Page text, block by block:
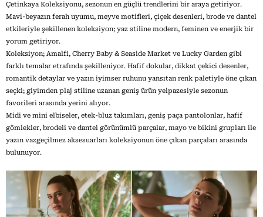
Çetinkaya Koleksiyonu, sezonun en güçlü trendlerini bir araya getiriyor.
Mavi-beyazın ferah uyumu, meyve motifleri, çiçek desenleri, brode ve dantel
etkileriyle şekillenen koleksiyon; yaz stiline modern, feminen ve enerjik bir
yorum getiriyor.
Koleksiyon; Amalfi, Cherry Baby & Seaside Market ve Lucky Garden gibi
farklı temalar etrafında şekilleniyor. Hafif dokular, dikkat çekici desenler,
romantik detaylar ve yazın iyimser ruhunu yansıtan renk paletiyle öne çıkan
seçki; giyimden plaj stiline uzanan geniş ürün yelpazesiyle sezonun
favorileri arasında yerini alıyor.
Midi ve mini elbiseler, etek-bluz takımları, geniş paça pantolonlar, hafif
gömlekler, brodeli ve dantel görünümlü parçalar, mayo ve bikini grupları ile
yazın vazgeçilmez aksesuarları koleksiyonun öne çıkan parçaları arasında
bulunuyor.